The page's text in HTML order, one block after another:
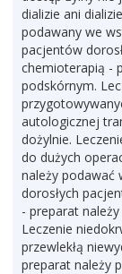
dializie ani
podawany we
pacjentów
chemioterapią -
podskórnym.
autologicznej
dożylnie.
do dużych
należy podawać
dorosłych
- preparat
Leczenie
przewlekłą
preparat należy